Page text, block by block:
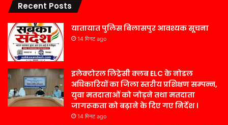
Recent Posts
यातायात पुलिस बिलासपुर आवश्यक सूचना
14 मिनट ago
इलेक्टोरल लिट्रेसी क्लब ELC के नोडल
अधिकारियों का जिला स्तरीय प्रशिक्षण सम्पन्न,
युवा मतदाताओं को जोड़ने तथा मतदाता
जागरूकता को बढ़ाने के दिए गए निर्देश ।
14 मिनट ago